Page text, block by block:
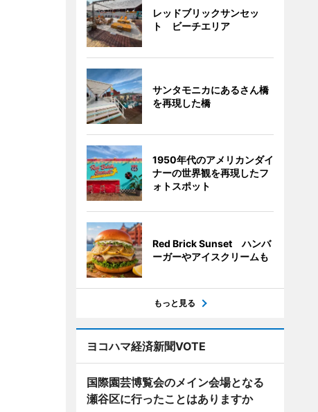
レッドブリックサンセッ
ト ビーチエリア
サンタモニカにあるさん橋
を再現した橋
1950年代のアメリカンダイ
ナーの世界観を再現したフ
ォトスポット
Red Brick Sunset ハンバ
ーガーやアイスクリームも
もっと見る
ヨコハマ経済新聞VOTE
国際園芸博覧会のメイン会場となる
瀬谷区に行ったことはありますか